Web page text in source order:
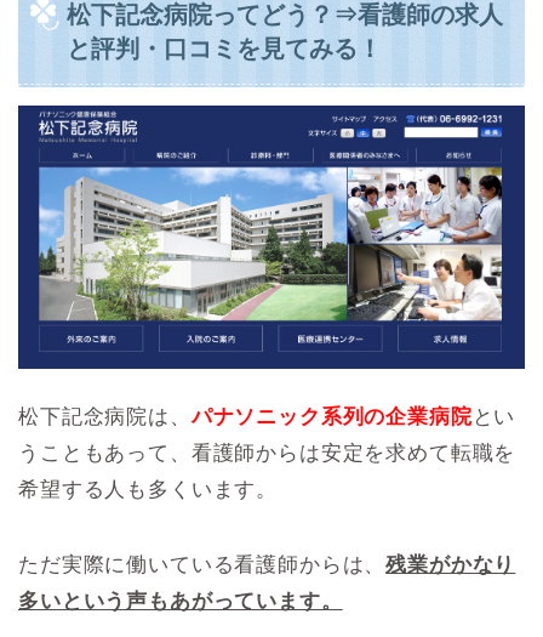
松下記念病院ってどう？⇒看護師の求人
と評判・口コミを見てみる！
松下記念病院は、パナソニック系列の企業病院とい
うこともあって、看護師からは安定を求めて転職を
希望する人も多くいます。
ただ実際に働いている看護師からは、残業がかなり
多いという声もあがっています。